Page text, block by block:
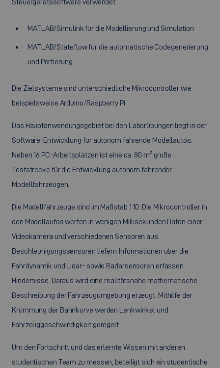
Steuergerätesoftware verwendet:
MATLAB/Simulink für die Modellierung und Simulation
MATLAB/Stateflow für die automatische Codegenerierung
und Portierung
Die Zielsysteme sind unterschiedliche Mikrocontroller wie
beispielsweise Arduino/Raspberry Pi.
Das Hauptanwendungsgebiet bei den Laborübungen liegt in der
Software-Entwicklung für autonom fahrende Modellautos.
Neben 16 PC-Arbeitsplätzen ist eine ca. 80 m² große
Teststrecke für die Entwicklung autonom fahrender
Modellfahrzeugen.
Die Modellfahrzeuge sind im Maßstab 1:10. Die Mikrocontroller in
den Modellautos werten in wenigen Millisekunden Daten einer
Videokamera und verschiedenen Sensoren aus.
Beschleunigungssensoren liefern Informationen über die
Fahrdynamik und Lidar- sowie Radarsensoren erfassen
Hindernisse. Daraus wird eine realitätsnahe mathematische
Beschreibung der Fahrzeugumgebung erzeugt. Mithilfe der
Krümmung der Bahnkurve werden Lenkwinkel und
Fahrzeuggeschwindigkeit geregelt.
Um den Fortschritt und das erlernte Wissen mit anderen
studentischen Team zu messen, beteiligt sich ein studentische